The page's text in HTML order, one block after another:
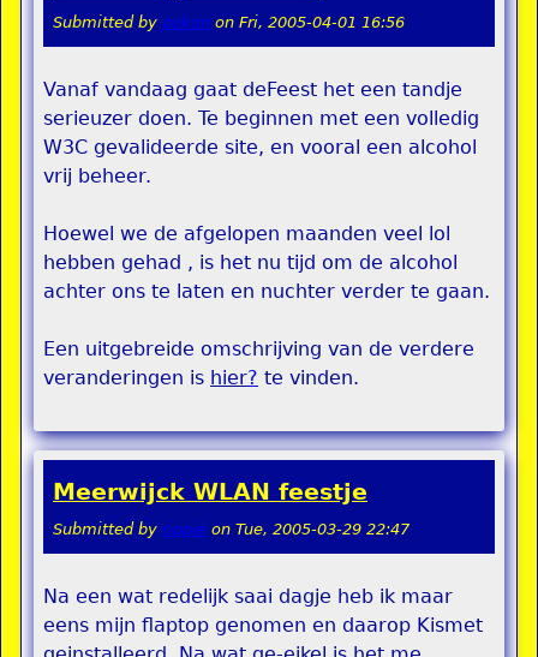
Submitted by pokon on Fri, 2005-04-01 16:56
Vanaf vandaag gaat deFeest het een tandje
serieuzer doen. Te beginnen met een volledig
W3C gevalideerde site, en vooral een alcohol
vrij beheer.
Hoewel we de afgelopen maanden veel lol
hebben gehad , is het nu tijd om de alcohol
achter ons te laten en nuchter verder te gaan.
Een uitgebreide omschrijving van de verdere
veranderingen is hier? te vinden.
Meerwijck WLAN feestje
Submitted by rippie on Tue, 2005-03-29 22:47
Na een wat redelijk saai dagje heb ik maar
eens mijn flaptop genomen en daarop Kismet